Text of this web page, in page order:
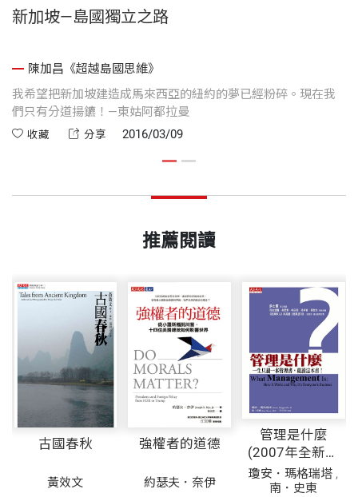
新加坡—島國獨立之路
陳加昌《超越島國思維》
我希望把新加坡建造成馬來西亞的紐約的夢已經粉碎。現在我
們只有分道揚鑣！—東姑阿都拉曼
收藏 分享 2016/03/09
推薦閱讀
古國春秋
黃效文
強權者的道德
約瑟夫．奈伊
管理是什麼
(2007年全新修
訂版)
瓊安．瑪格瑞塔 ,
南．史東